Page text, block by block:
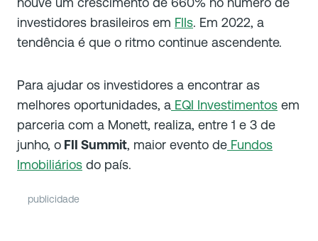
investidores brasileiros em FIIs. Em 2022, a
tendência é que o ritmo continue ascendente.
Para ajudar os investidores a encontrar as
melhores oportunidades, a EQI Investimentos em
parceria com a Monett, realiza, entre 1 e 3 de
junho, o FII Summit, maior evento de Fundos
Imobiliários do país.
publicidade